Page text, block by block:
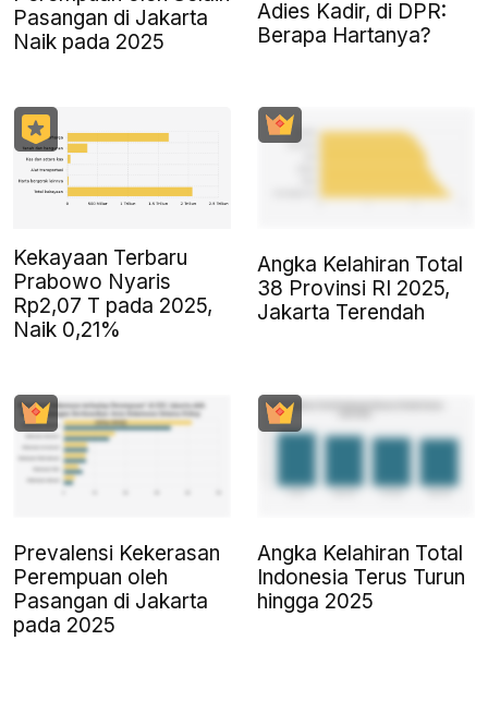
Pasangan di Jakarta
Naik pada 2025
Adies Kadir, di DPR:
Berapa Hartanya?
Kekayaan Terbaru
Prabowo Nyaris
Rp2,07 T pada 2025,
Naik 0,21%
Angka Kelahiran Total
38 Provinsi RI 2025,
Jakarta Terendah
Prevalensi Kekerasan
Perempuan oleh
Pasangan di Jakarta
pada 2025
Angka Kelahiran Total
Indonesia Terus Turun
hingga 2025